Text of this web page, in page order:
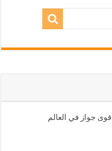
جواز في العالم